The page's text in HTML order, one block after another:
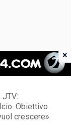
JTV:
Obiettivo
crescere»
×